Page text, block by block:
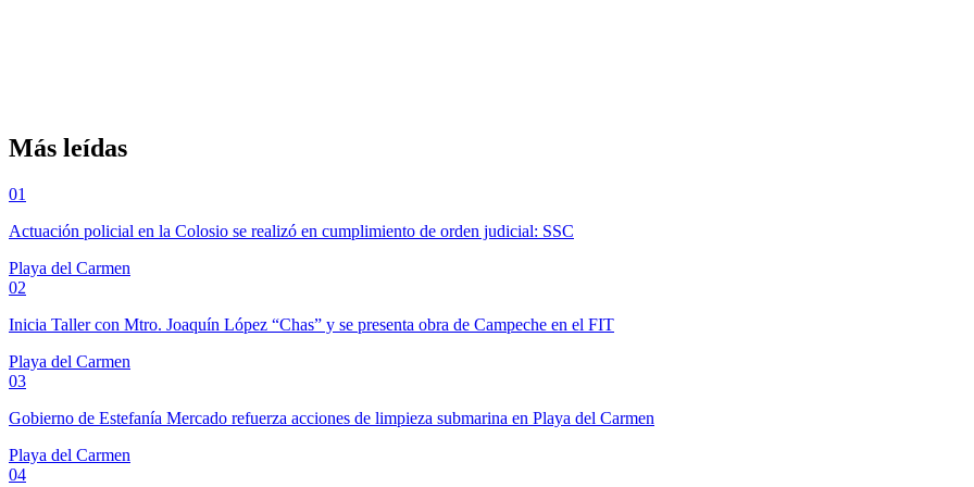
Más leídas
01
Actuación policial en la Colosio se realizó en cumplimiento de orden judicial: SSC
Playa del Carmen
02
Inicia Taller con Mtro. Joaquín López “Chas” y se presenta obra de Campeche en el FIT
Playa del Carmen
03
Gobierno de Estefanía Mercado refuerza acciones de limpieza submarina en Playa del Carmen
Playa del Carmen
04